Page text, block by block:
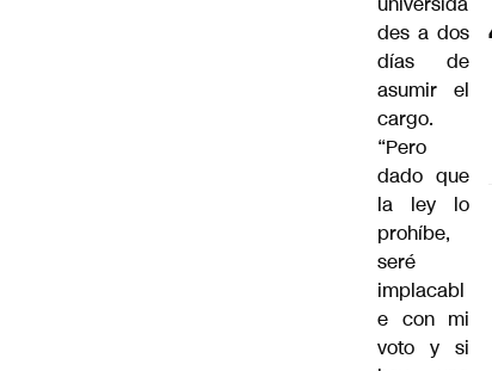
des a dos
días de
asumir el
cargo.
“Pero
dado que
la ley lo
prohíbe,
seré
implacabl
e con mi
voto y si